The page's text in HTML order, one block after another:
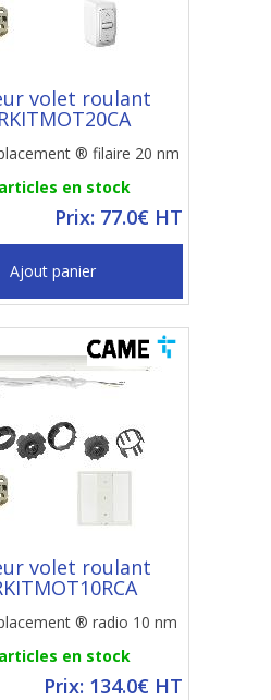
volet roulant
® filaire 20 nm
en stock
Prix: 77.0€ HT
Ajout panier
volet roulant
® radio 10 nm
en stock
Prix: 134.0€ HT